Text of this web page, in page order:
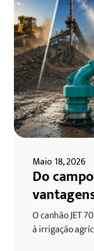
Maio 18, 2026
Do
O canhão JET
à irrigação